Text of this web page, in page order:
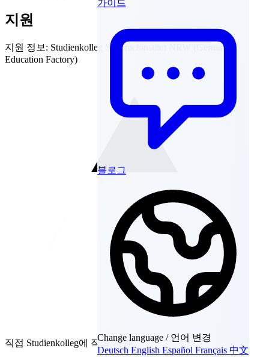
가이드
블로그
Change language / 언어 변경
Deutsch English Español Français 中文
지원
지원 정보: Studienkolleg & Sprachinstitut NRW (German
Education Factory)
직접 Studienkolleg에 직접 지원